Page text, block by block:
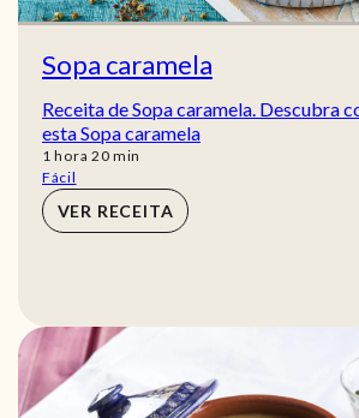
Sopa caramela
Receita de Sopa caramela. Descubra
esta Sopa caramela
1 hora
hora 20min
min
Fácil
VER RECEITA